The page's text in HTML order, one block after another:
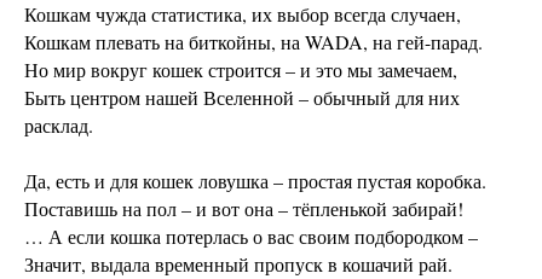
Кошкам чужда статистика, их выбор всегда случаен,
Кошкам плевать на биткойны, на WADA, на гей-парад.
Но мир вокруг кошек строится – и это мы замечаем,
Быть центром нашей Вселенной – обычный для них
расклад.
Да, есть и для кошек ловушка – простая пустая коробка.
Поставишь на пол – и вот она – тёпленькой забирай!
… А если кошка потерлась о вас своим подбородком –
Значит, выдала временный пропуск в кошачий рай.